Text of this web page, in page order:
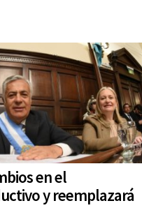
en el
y reemplazará